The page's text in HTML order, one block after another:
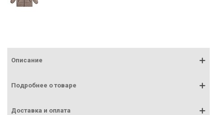
Описание
Подробнее о товаре
Доставка и оплата